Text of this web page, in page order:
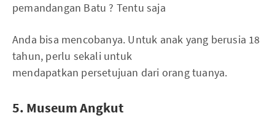
pemandangan Batu ? Tentu saja
Anda bisa mencobanya. Untuk anak yang berusia 18
tahun, perlu sekali untuk
mendapatkan persetujuan dari orang tuanya.
5. Museum Angkut